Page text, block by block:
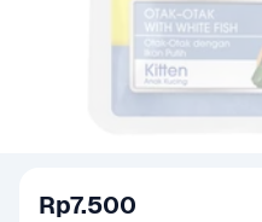
Rp7.500